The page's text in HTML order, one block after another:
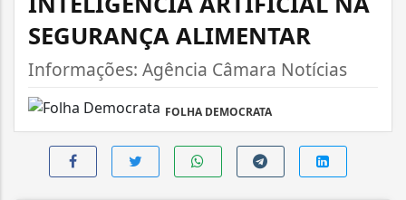
SEGURANÇA ALIMENTAR
Informações: Agência Câmara Notícias
FOLHA DEMOCRATA